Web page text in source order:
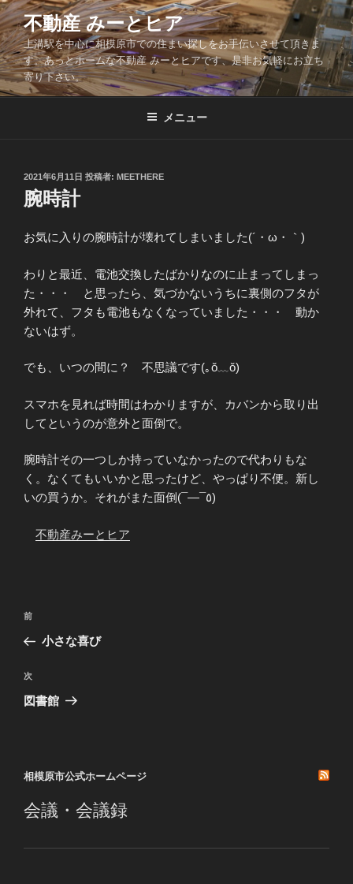
コ
ン
テ
ン
ツ
不動産 みーとヒア
上溝駅を中心に相模原市での住まい探しをお手伝いさせて頂きま
す。あっとホームな不動産 みーとヒアです、是非お気軽にお立ち
寄り下さい。
メニュー
投
稿
日:
2021年6月11日 投稿者: MEETHERE
腕時計
お気に入りの腕時計が壊れてしまいました(´・ω・｀)
わりと最近、電池交換したばかりなのに止まってしまっ
た・・・ と思ったら、気づかないうちに裏側のフタが
外れて、フタも電池もなくなっていました・・・ 動か
ないはず。
でも、いつの間に？ 不思議です(｡ŏ﹏ŏ)
スマホを見れば時間はわかりますが、カバンから取り出
してというのが意外と面倒で。
腕時計その一つしか持っていなかったので代わりもな
く。なくてもいいかと思ったけど、やっぱり不便。新し
いの買うか。それがまた面倒(¯―¯٥)
不動産みーとヒア
投
ナ
ビ
ゲ
ン
前
の
稿
前
小さな喜び
次
の
次
図書館
相模原市公式ホームページ
会議・会議録